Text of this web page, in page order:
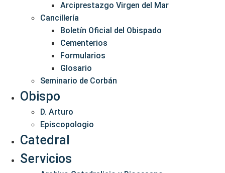
Arciprestazgo Virgen del Mar
Cancillería
Boletín Oficial del Obispado
Cementerios
Formularios
Glosario
Seminario de Corbán
Obispo
D. Arturo
Episcopologio
Catedral
Servicios